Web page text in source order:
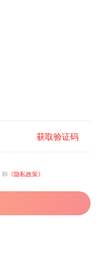
获取验证码
和 《隐私政策》